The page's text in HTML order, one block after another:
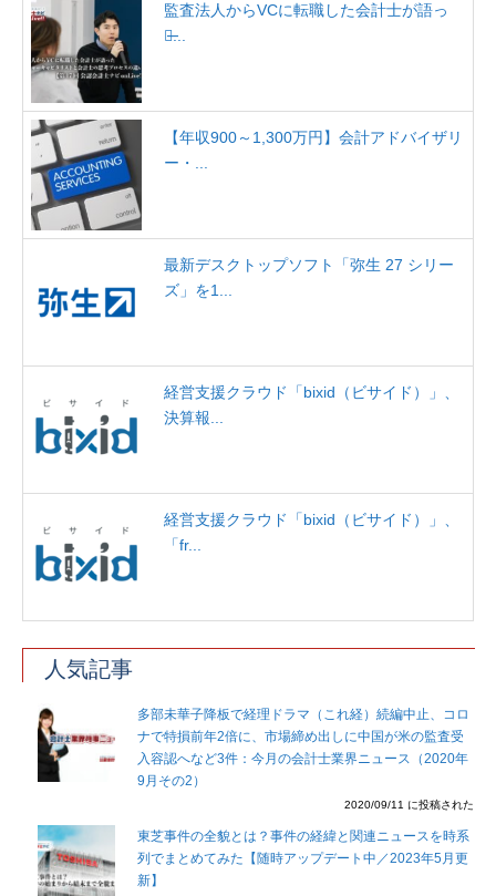
監査法人からVCに転職した会計士が語っ
た̶...
【年収900～1,300万円】会計アドバイザリ
ー・...
最新デスクトップソフト「弥生 27 シリー
ズ」を1...
経営支援クラウド「bixid（ビサイド）」、
決算報...
経営支援クラウド「bixid（ビサイド）」、
「fr...
人気記事
多部未華子降板で経理ドラマ（これ経）続編中止、コロ
ナで特損前年2倍に、市場締め出しに中国が米の監査受
入容認へなど3件：今月の会計士業界ニュース（2020年
9月その2）
2020/09/11 に投稿された
東芝事件の全貌とは？事件の経緯と関連ニュースを時系
列でまとめてみた【随時アップデート中／2023年5月更
新】